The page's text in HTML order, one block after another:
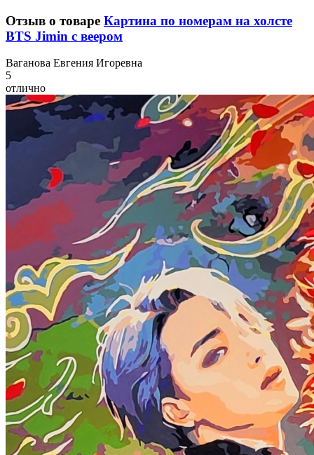
Отзыв о товаре Картина по номерам на холсте
BTS Jimin с веером
Ваганова Евгения Игоревна
5
отлично